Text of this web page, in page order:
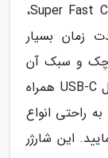
قدرتمند، با فناوری شارژ سریع Super Fast Charging 2.0،
زمان بسیار
و سبک آن
امکان حمل آسان را فراهم می آورد، و کابل USB-C همراه
راحتی انواع
این شارژر